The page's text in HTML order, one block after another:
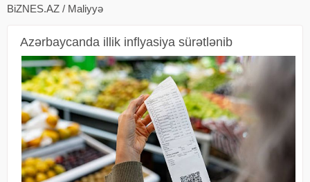
BiZNES.AZ / Maliyyə
Azərbaycanda illik inflyasiya sürətlənib